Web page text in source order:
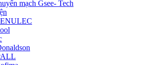
mạch Gsee- Tech